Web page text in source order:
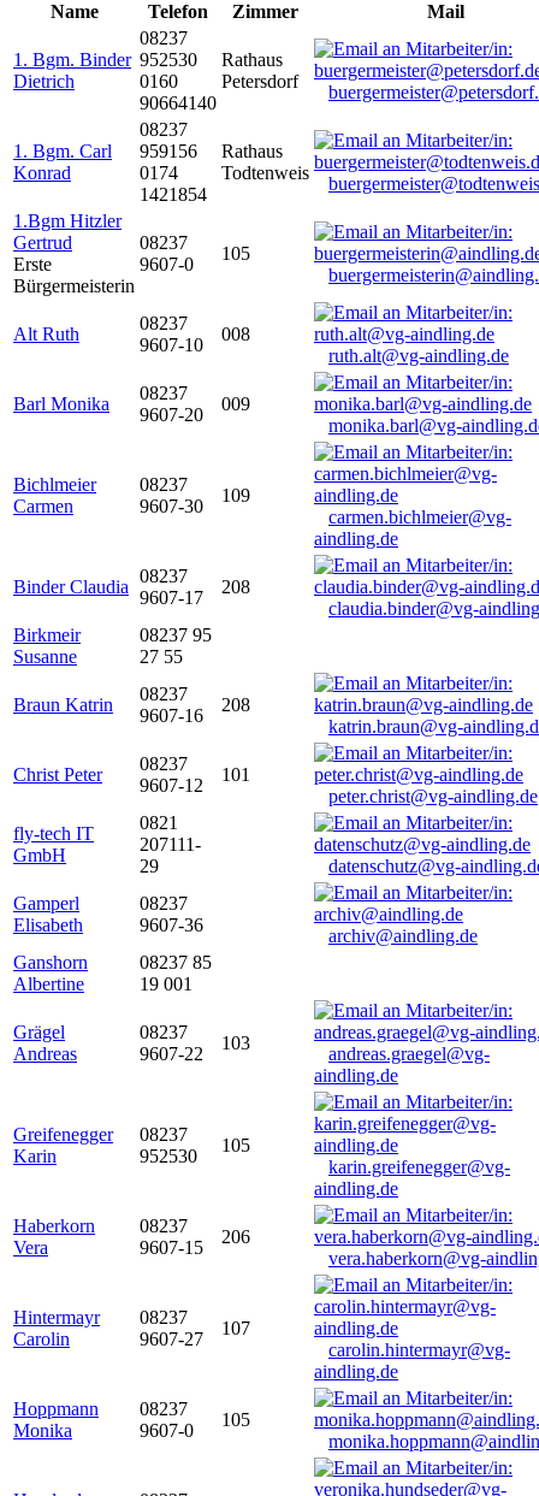
Name
Telefon Zimmer Mail
1. Bgm. Binder
Dietrich
08237
952530
0160
90664140
Rathaus
Petersdorf
1. Bgm. Carl
Konrad
08237
959156
0174
1421854
Rathaus
Todtenweis
1.Bgm Hitzler
Gertrud
Erste
Bürgermeisterin
08237
9607-0
105
Alt Ruth
08237
9607-10
008
ruth.alt@vg-aindling.de
Barl Monika
08237
9607-20
009
monika.barl@vg-
Bichlmeier
Carmen
08237
9607-30
109
carmen.bichlmeier@vg-
aindling.de
Binder Claudia
08237
9607-17
208
claudia.binder@vg-
Birkmeir
Susanne
08237 95
27 55
Braun Katrin
08237
9607-16
208
katrin.braun@vg-
Christ Peter
08237
9607-12
101
peter.christ@vg-aindling.de
fly-tech IT
GmbH
0821
207111-
29
datenschutz@vg-
Gamperl
Elisabeth
08237
9607-36
archiv@aindling.de
Ganshorn
Albertine
08237 85
19 001
Grägel
Andreas
08237
9607-22
103
andreas.graegel@vg-
aindling.de
Greifenegger
Karin
08237
952530
105
karin.greifenegger@vg-
aindling.de
Haberkorn
Vera
08237
9607-15
206
vera.haberkorn@vg-
Hintermayr
Carolin
08237
9607-27
107
carolin.hintermayr@vg-
aindling.de
Hoppmann
Monika
08237
9607-0
105